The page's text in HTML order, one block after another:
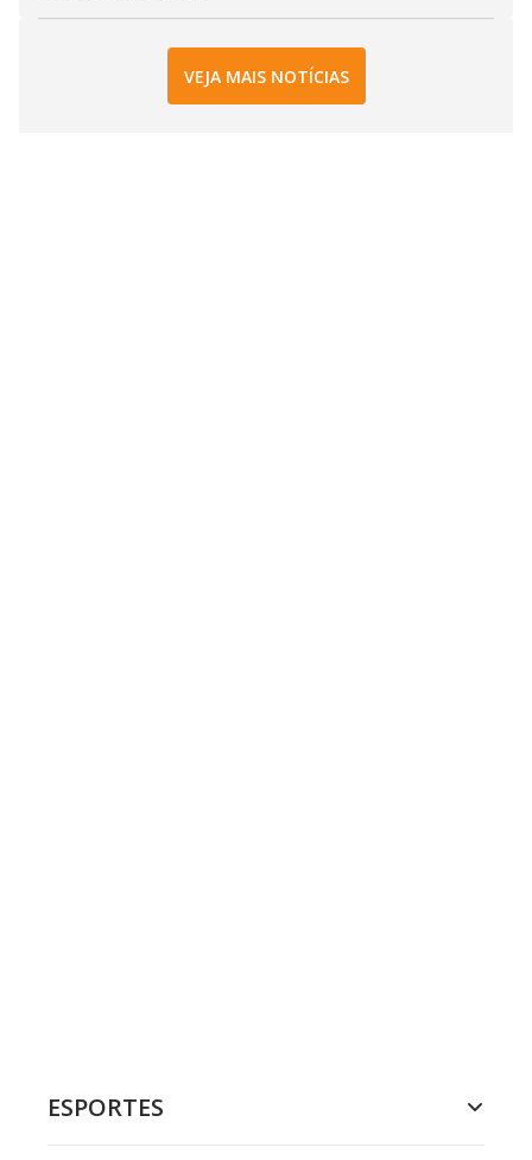
VEJA MAIS NOTÍCIAS
ESPORTES